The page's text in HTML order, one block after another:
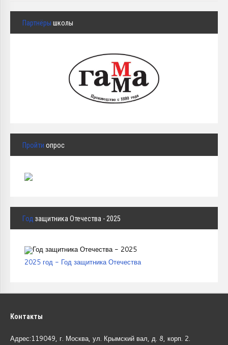
Партнёры школы
Пройти опрос
Год защитника Отечества - 2025
2025 год - Год защитника Отечества
Контакты
Адрес:119049, г. Москва, ул. Крымский вал, д. 8, корп. 2.